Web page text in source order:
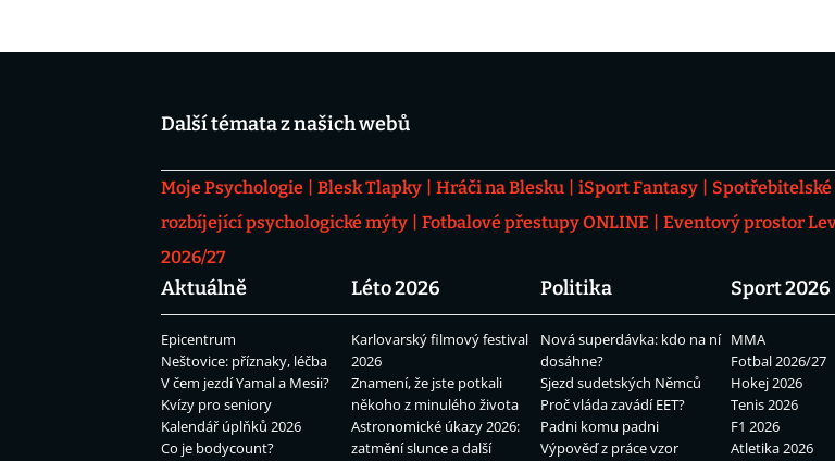
Další témata z našich webů
Moje Psychologie Blesk Tlapky Hráči na Blesku iSport Fantasy
rozbíjející psychologické mýty
Fotbalové přestupy ONLINE Eventový prostor
2026/27
Aktuálně
Epicentrum
Neštovice: příznaky, léčba
V čem jezdí Yamal a Mesii?
Kvízy pro seniory
Kalendář úplňků 2026
Co je bodycount?
Léto 2026
Karlovarský filmový festival
2026
Znamení, že jste potkali
někoho z minulého života
Astronomické úkazy 2026:
zatmění slunce a další
Politika
Nová superdávka: kdo na ní
dosáhne?
Sjezd sudetských Němců
Proč vláda zavádí EET?
Padni komu padni
Výpověď z práce vzor
Sport 2026
MMA
Fotbal 2026/27
Hokej 2026
Tenis 2026
F1 2026
Atletika 2026